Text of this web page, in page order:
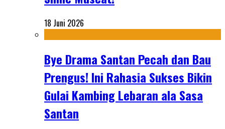
18 Juni 2026
Bye Drama Santan Pecah dan Bau
Prengus! Ini Rahasia Sukses Bikin
Gulai Kambing Lebaran ala Sasa
Santan